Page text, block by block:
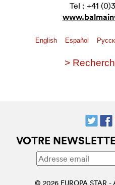
Tel : +41
English Español
>
VOTRE
© 2026 EUROPA STAR -